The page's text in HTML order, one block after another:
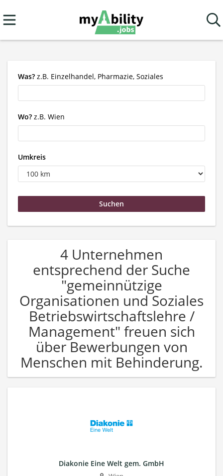
Was? z.B. Einzelhandel, Pharmazie, Soziales
Wo? z.B. Wien
Umkreis
4 Unternehmen
entsprechend der Suche
"gemeinnützige
Organisationen und Soziales
Betriebswirtschaftslehre /
Management" freuen sich
über Bewerbungen von
Menschen mit Behinderung.
Diakonie Eine Welt gem. GmbH